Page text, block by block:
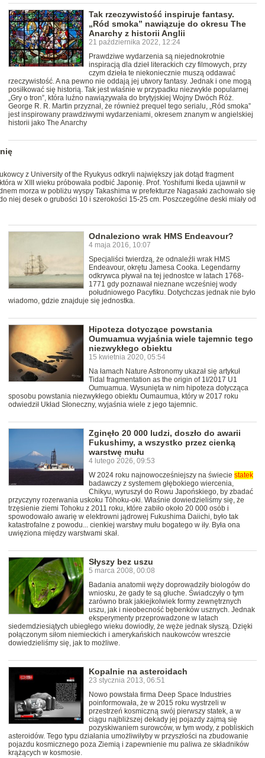
Tak rzeczywistość inspiruje fantasy.
„Ród smoka” nawiązuje do okresu The
Anarchy z historii Anglii
21 października 2022, 12:24
Prawdziwe wydarzenia są niejednokrotnie
inspiracją dla dzieł literackich czy filmowych, przy
czym dzieła te niekoniecznie muszą oddawać
rzeczywistość. A na pewno nie oddają jej utwory fantasy. Jednak i one mogą
posiłkować się historią. Tak jest właśnie w przypadku niezwykle popularnej
„Gry o tron”, która luźno nawiązywała do brytyjskiej Wojny Dwóch Róż.
George R. R. Martin przyznał, że również prequel tego serialu, „Ród smoka”
jest inspirowany prawdziwymi wydarzeniami, okresem znanym w angielskiej
historii jako The Anarchy
z University of the Ryukyus odkryli największy jak dotąd fragment
w XIII wieku próbowała podbić Japonię. Prof. Yoshifumi Ikeda ujawnił w
morza w pobliżu wyspy Takashima w prefekturze Nagasaki zachowało się
niej desek o grubości 10 i szerokości 15-25 cm. Poszczególne deski miały od
Odnaleziono wrak HMS Endeavour?
4 maja 2016, 10:07
Specjaliści twierdzą, że odnaleźli wrak HMS
Endeavour, okrętu Jamesa Cooka. Legendarny
odkrywca pływał na tej jednostce w latach 1768-
1771 gdy poznawał nieznane wcześniej wody
południowego Pacyfiku. Dotychczas jednak nie było
wiadomo, gdzie znajduje się jednostka.
Hipoteza dotyczące powstania
Oumuamua wyjaśnia wiele tajemnic tego
niezwykłego obiektu
15 kwietnia 2020, 05:54
Na łamach Nature Astronomy ukazał się artykuł
Tidal fragmentation as the origin of 1I/2017 U1
Oumuamua. Wysunięta w nim hipoteza dotycząca
sposobu powstania niezwykłego obiektu Oumaumua, który w 2017 roku
odwiedził Układ Słoneczny, wyjaśnia wiele z jego tajemnic.
Zginęło 20 000 ludzi, doszło do awarii
Fukushimy, a wszystko przez cienką
warstwę mułu
4 lutego 2026, 09:53
W 2024 roku najnowocześniejszy na świecie statek
badawczy z systemem głębokiego wiercenia,
Chikyu, wyruszył do Rowu Japońskiego, by zbadać
przyczyny rozerwania uskoku Tōhoku-oki. Właśnie dowiedzieliśmy się, że
trzęsienie ziemi Tohoku z 2011 roku, które zabiło około 20 000 osób i
spowodowało awarię w elektrowni jądrowej Fukushima Daiichi, było tak
katastrofalne z powodu... cienkiej warstwy mułu bogatego w iły. Była ona
uwięziona między warstwami skał.
Słyszy bez uszu
5 marca 2008, 00:08
Badania anatomii węży doprowadziły biologów do
wniosku, że gady te są głuche. Świadczyły o tym
zarówno brak jakiejkolwiek formy zewnętrznych
uszu, jak i nieobecność bębenków usznych. Jednak
eksperymenty przeprowadzone w latach
siedemdziesiątych ubiegłego wieku dowiodły, że węże jednak słyszą. Dzięki
połączonym siłom niemieckich i amerykańskich naukowców wreszcie
dowiedzieliśmy się, jak to możliwe.
Kopalnie na asteroidach
23 stycznia 2013, 06:51
Nowo powstała firma Deep Space Industries
poinformowała, że w 2015 roku wystrzeli w
przestrzeń kosmiczną swój pierwszy statek, a w
ciągu najbliższej dekady jej pojazdy zajmą się
pozyskiwaniem surowców, w tym wody, z pobliskich
asteroidów. Tego typu działania umożliwiłyby w przyszłości na zbudowanie
pojazdu kosmicznego poza Ziemią i zapewnienie mu paliwa ze składników
krążących w kosmosie.